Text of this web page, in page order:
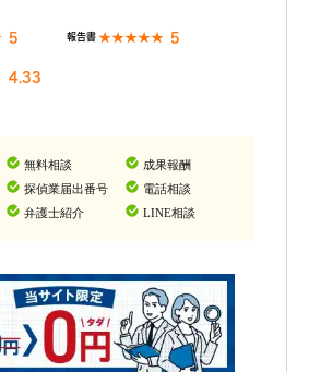
5 報告書 5
4.33
無料相談
探偵業届出番号
弁護士紹介
成果報酬
電話相談
LINE相談